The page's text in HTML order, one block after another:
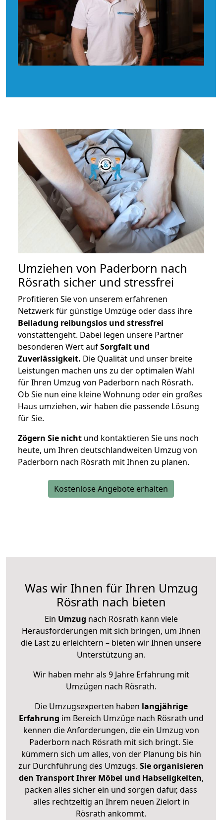
Umziehen von Paderborn nach
Rösrath sicher und stressfrei
Profitieren Sie von unserem erfahrenen
Netzwerk für günstige Umzüge oder dass ihre
Beiladung reibungslos und stressfrei
vonstattengeht. Dabei legen unsere Partner
besonderen Wert aufSorgfalt und
Zuverlässigkeit. Die Qualität und unser breite
Leistungen machen uns zu der optimalen Wahl
für Ihren Umzug von Paderborn nach Rösrath.
Ob Sie nun eine kleine Wohnung oder ein großes
Haus umziehen, wir haben die passende Lösung
für Sie.
Zögern Sie nicht und kontaktieren Sie uns noch
heute, um Ihren deutschlandweiten Umzug von
Paderborn nach Rösrath mit Ihnen zu planen.
Kostenlose Angebote erhalten
Was wir Ihnen für Ihren Umzug
Rösrath nach bieten
Ein Umzug nach Rösrath kann viele
Herausforderungen mit sich bringen, um Ihnen
die Last zu erleichtern – bieten wir Ihnen unsere
Unterstützung an.
Wir haben mehr als 9 Jahre Erfahrung mit
Umzügen nach Rösrath.
Die Umzugsexperten haben langjährige
Erfahrung im Bereich Umzüge nach Rösrath und
kennen die Anforderungen, die ein Umzug von
Paderborn nach Rösrath mit sich bringt. Sie
kümmern sich um alles, von der Planung bis hin
zur Durchführung des Umzugs. Sie organisieren
den Transport Ihrer Möbel und Habseligkeiten,
packen alles sicher ein und sorgen dafür, dass
alles rechtzeitig an Ihrem neuen Zielort in
Rösrath ankommt.